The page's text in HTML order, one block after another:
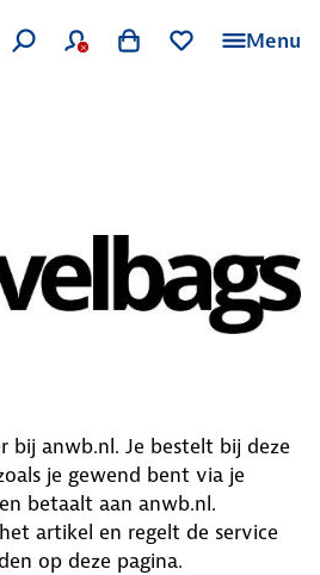
Menu
bij anwb.nl. Je bestelt bij deze
je gewend bent via je
betaalt aan anwb.nl.
artikel en regelt de service
op deze pagina.